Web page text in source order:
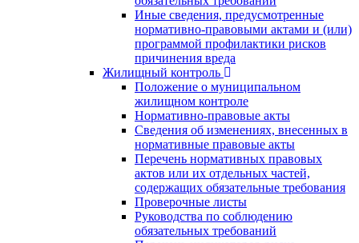
Иные сведения, предусмотренные
нормативно-правовыми актами и (или)
программой профилактики рисков
причинения вреда
Жилищный контроль
Положение о муниципальном
жилищном контроле
Нормативно-правовые акты
Сведения об изменениях, внесенных в
нормативные правовые акты
Перечень нормативных правовых
актов или их отдельных частей,
содержащих обязательные требования
Проверочные листы
Руководства по соблюдению
обязательных требований